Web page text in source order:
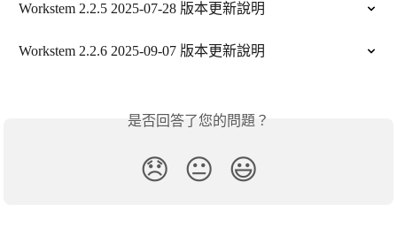
Workstem 2.2.5 2025-07-28 版本更新說明
Workstem 2.2.6 2025-09-07 版本更新說明
是否回答了您的問題？
😞 😐 😃